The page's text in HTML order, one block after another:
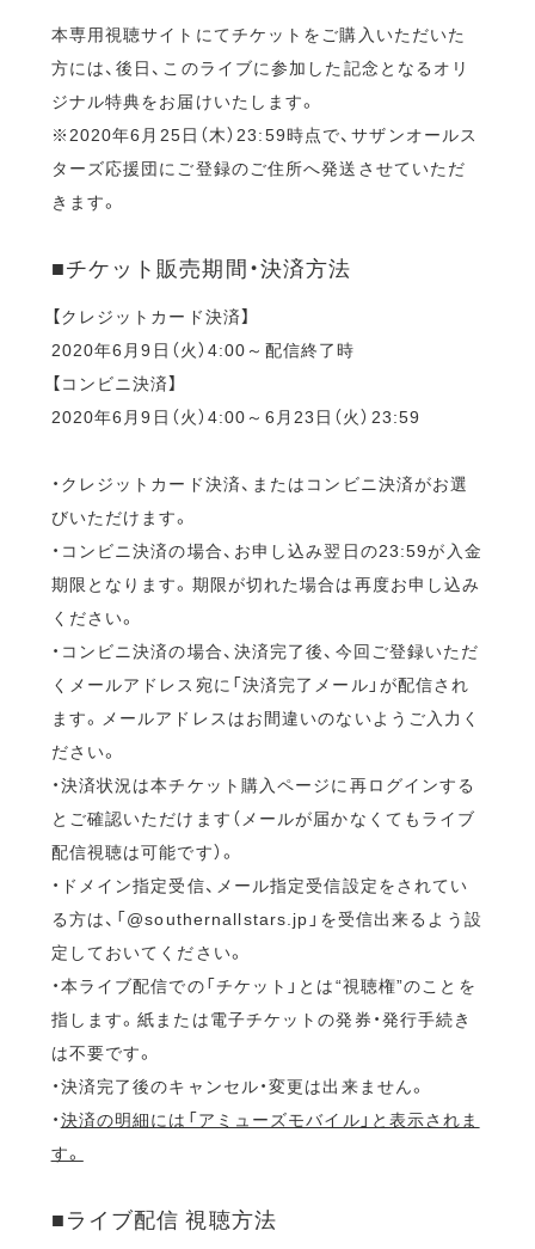
本専用視聴サイトにてチケットをご購入いただいた
方には、後日、このライブに参加した記念となるオリ
ジナル特典をお届けいたします。
※2020年6月25日（木）23:59時点で、サザンオールス
ターズ応援団にご登録のご住所へ発送させていただ
きます。
■チケット販売期間・決済方法
【クレジットカード決済】
2020年6月9日（火）4:00～配信終了時
【コンビニ決済】
2020年6月9日（火）4:00～6月23日（火）23:59
・クレジットカード決済、またはコンビニ決済がお選
びいただけます。
・コンビニ決済の場合、お申し込み翌日の23:59が入金
期限となります。期限が切れた場合は再度お申し込み
ください。
・コンビニ決済の場合、決済完了後、今回ご登録いただ
くメールアドレス宛に「決済完了メール」が配信され
ます。メールアドレスはお間違いのないようご入力く
ださい。
・決済状況は本チケット購入ページに再ログインする
とご確認いただけます（メールが届かなくてもライブ
配信視聴は可能です）。
・ドメイン指定受信、メール指定受信設定をされてい
る方は、「@southernallstars.jp」を受信出来るよう設
定しておいてください。
・本ライブ配信での「チケット」とは“視聴権”のことを
指します。紙または電子チケットの発券・発行手続き
は不要です。
・決済完了後のキャンセル・変更は出来ません。
・決済の明細には「アミューズモバイル」と表示されま
す。
■ライブ配信 視聴方法